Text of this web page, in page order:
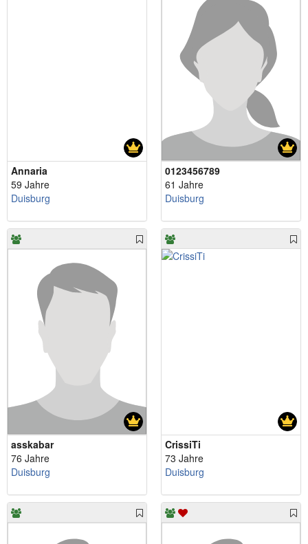
Annaria
59 Jahre
Duisburg
0123456789
61 Jahre
Duisburg
asskabar
76 Jahre
Duisburg
CrissiTi
73 Jahre
Duisburg